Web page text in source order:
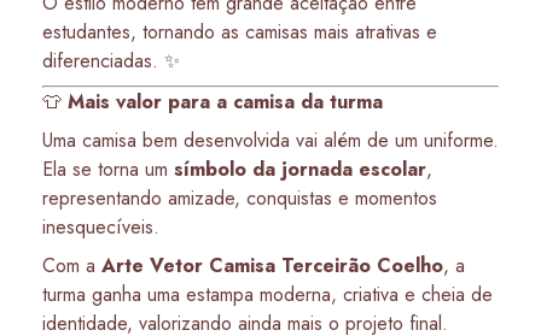
estudantes, tornando as camisas mais atrativas e
diferenciadas. ✨
👕 Mais valor para a camisa da turma
Uma camisa bem desenvolvida vai além de um uniforme.
Ela se torna um símbolo da jornada escolar,
representando amizade, conquistas e momentos
inesquecíveis.
Com a Arte Vetor Camisa Terceirão Coelho, a
turma ganha uma estampa moderna, criativa e cheia de
identidade, valorizando ainda mais o projeto final.